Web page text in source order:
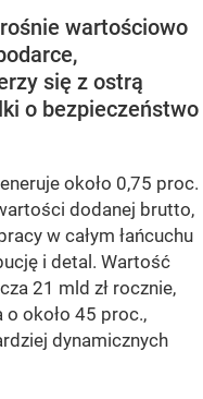
wartościowo
się z ostrą
o bezpieczeństwo
około 0,75 proc.
dodanej brutto,
w całym łańcuchu
i detal. Wartość
21 mld zł rocznie,
około 45 proc.,
dynamicznych